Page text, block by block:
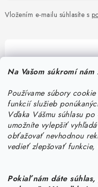
Na Vašom súkromí nám
Používame súbory
funkcií služieb
Vďaka Vášmu súhlasu
umožníte vylepšiť
obťažovať nevhodnou
vedieť zlepšovať
Pokiaľ nám dáte
Vložením e-mailu súhlasíte s
Potrebujete s